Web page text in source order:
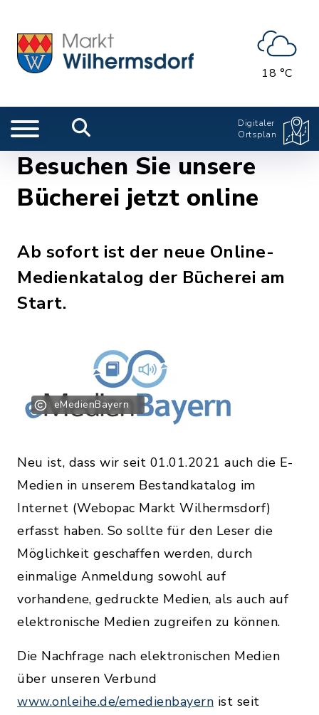
18 °C
Digitaler
Ortsplan
Besuchen Sie unsere
Bücherei jetzt online
Ab sofort ist der neue Online-
Medienkatalog der Bücherei am
Start.
eMedienBayern
Neu ist, dass wir seit 01.01.2021 auch die E-
Medien in unserem Bestandkatalog im
Internet (Webopac Markt Wilhermsdorf)
erfasst haben. So sollte für den Leser die
Möglichkeit geschaffen werden, durch
einmalige Anmeldung sowohl auf
vorhandene, gedruckte Medien, als auch auf
elektronische Medien zugreifen zu können.
Die Nachfrage nach elektronischen Medien
über unseren Verbund
www.onleihe.de/emedienbayern ist seit